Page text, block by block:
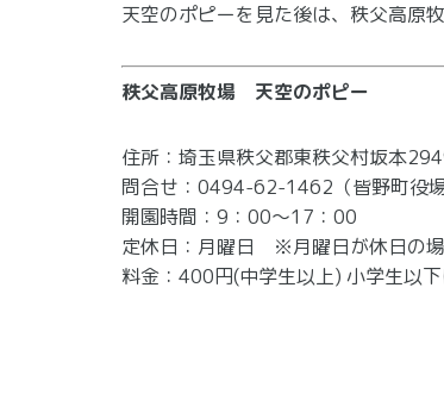
天空のポピーを見た後は、秩父高原
秩父高原牧場 天空のポピー
住所：埼玉県秩父郡東秩父村坂本
問合せ：0494-62-1462（皆野町役場
開園時間：9：00～17：00
定休日：月曜日 ※月曜日が休日の
料金：400円(中学生以上) 小学生以